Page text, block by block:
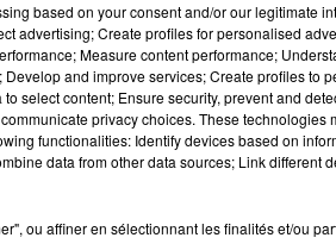
- Les
Kore & Zamdane -
Dalí
based on your consent and/or our legitimate
advertising; Create profiles for personalised
Measure content performance;
and improve services; Create profiles to
select content; Ensure security, prevent and
privacy choices. These technologies
functionalities: Identify devices based on
data from other data sources; Link different
ou affiner en sélectionnant les finalités et/ou